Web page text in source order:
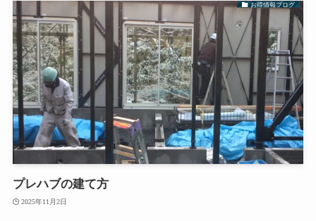
お得情報ブログ
プレハブの建て方
2025年11月2日